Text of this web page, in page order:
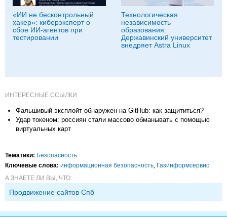
«ИИ не бесконтрольный
хакер»: киберэксперт о
сбое ИИ-агентов при
тестировании
Технологическая
независимость
образования:
Державинский университет
внедряет Astra Linux
ИНТЕРЕСНЫЕ ССЫЛКИ
Фальшивый эксплойт обнаружен на GitHub: как защититься?
Удар токеном: россиян стали массово обманывать с помощью
виртуальных карт
Тематики: Безопасность
Ключевые слова: информационная безопасность, Газинформсервис
А ЗНАЕТЕ ЛИ ВЫ, ЧТО:
Продвижение сайтов Спб